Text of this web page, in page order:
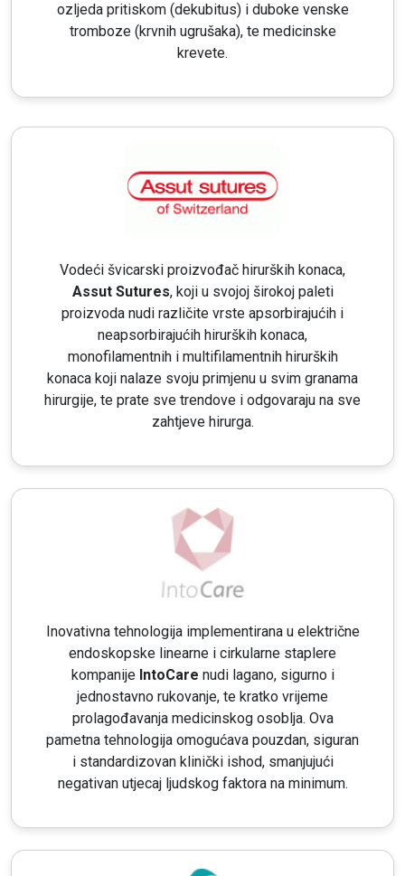
ozljeda pritiskom (dekubitus) i duboke venske
tromboze (krvnih ugrušaka), te medicinske
krevete.
Vodeći švicarski proizvođač hirurških konaca,
Assut Sutures, koji u svojoj širokoj paleti
proizvoda nudi različite vrste apsorbirajućih i
neapsorbirajućih hirurških konaca,
monofilamentnih i multifilamentnih hirurških
konaca koji nalaze svoju primjenu u svim granama
hirurgije, te prate sve trendove i odgovaraju na sve
zahtjeve hirurga.
Inovativna tehnologija implementirana u električne
endoskopske linearne i cirkularne staplere
kompanije IntoCare nudi lagano, sigurno i
jednostavno rukovanje, te kratko vrijeme
prolagođavanja medicinskog osoblja. Ova
pametna tehnologija omogućava pouzdan, siguran
i standardizovan klinički ishod, smanjujući
negativan utjecaj ljudskog faktora na minimum.